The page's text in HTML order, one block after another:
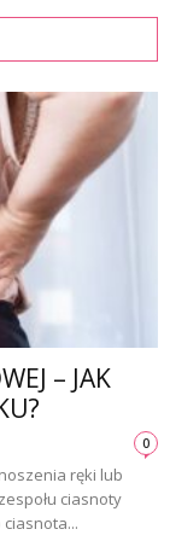
– JAK
0
ręki lub
ciasnoty